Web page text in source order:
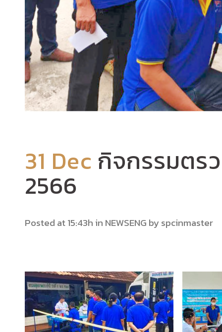
31 Dec กิจกรรมตร
2566
Posted at 15:43h in NEWSENG byspcinmaster